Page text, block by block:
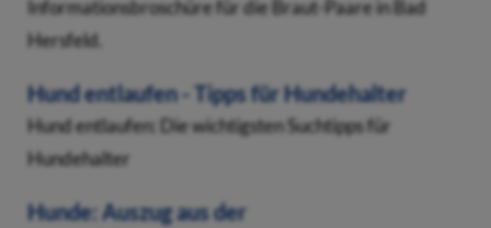
Informationsbroschüre für die Braut-Paare in Bad
Hersfeld.
Hund entlaufen - Tipps für Hundehalter
Hund entlaufen: Die wichtigsten Suchtipps für
Hundehalter
Hunde: Auszug aus der